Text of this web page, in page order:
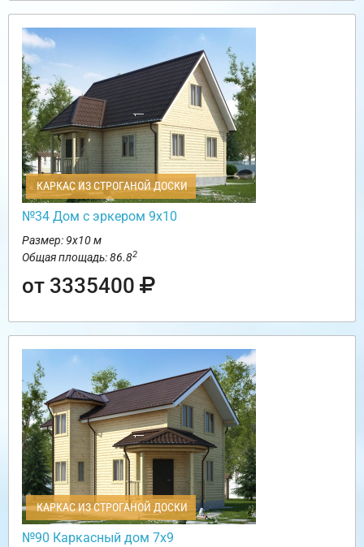
КАРКАС ИЗ СТРОГАНОЙ ДОСКИ
№34 Дом с эркером 9х10
Размер: 9х10 м
Общая площадь: 86.82
от 3335400
КАРКАС ИЗ СТРОГАНОЙ ДОСКИ
№90 Каркасный дом 7х9